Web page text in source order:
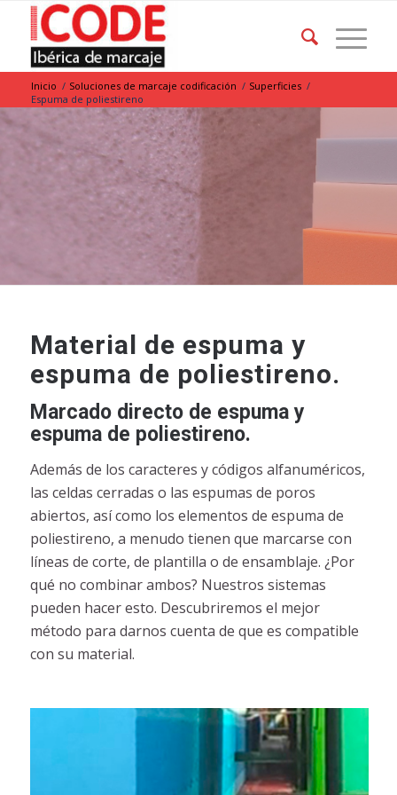
Inicio / Soluciones de marcaje codificación / Superficies /
Espuma de poliestireno
Material de espuma y
espuma de poliestireno.
Marcado directo de espuma y
espuma de poliestireno.
Además de los caracteres y códigos alfanuméricos,
las celdas cerradas o las espumas de poros
abiertos, así como los elementos de espuma de
poliestireno, a menudo tienen que marcarse con
líneas de corte, de plantilla o de ensamblaje. ¿Por
qué no combinar ambos? Nuestros sistemas
pueden hacer esto. Descubriremos el mejor
método para darnos cuenta de que es compatible
con su material.